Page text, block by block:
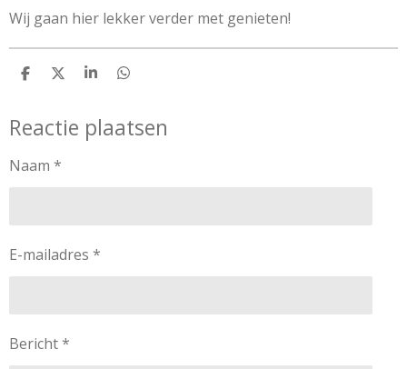
Wij gaan hier lekker verder met genieten!
D
e
n
D
l
S
r
e
D
e
n
Reactie plaatsen
Naam *
E-mailadres *
Bericht *